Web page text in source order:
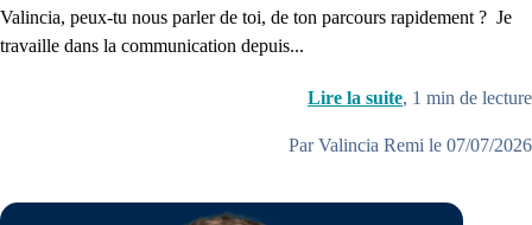
Valincia, peux-tu nous parler de toi, de ton parcours rapidement ? Je
travaille dans la communication depuis...
Lire la suite, 1 min de lecture
Par Valincia Remi le 07/07/2026